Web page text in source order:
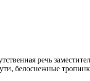
речь
белоснежные